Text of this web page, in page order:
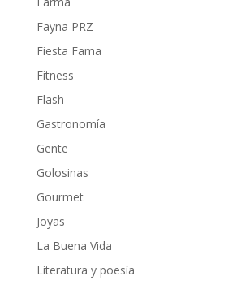
Fayna PRZ
Fiesta Fama
Fitness
Flash
Gastronomía
Gente
Golosinas
Gourmet
Joyas
La Buena Vida
Literatura y poesía